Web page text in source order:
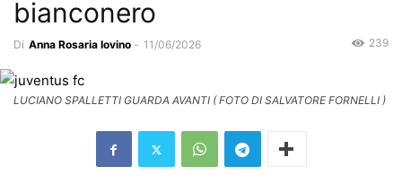
bianconero
Di Anna Rosaria Iovino - 11/06/2026 239
LUCIANO SPALLETTI GUARDA AVANTI ( FOTO DI SALVATORE FORNELLI )